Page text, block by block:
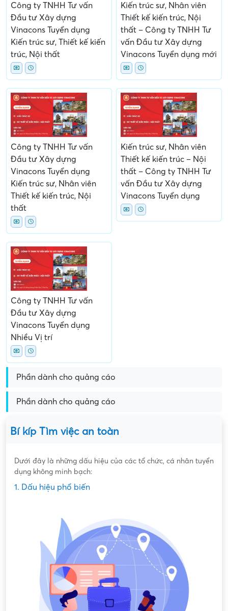
Công ty TNHH Tư vấn
Đầu tư Xây dựng
Vinacons Tuyển dụng
Kiến trúc sư, Thiết kế kiến
trúc, Nội thất
Kiến trúc sư, Nhân viên
Thiết kế kiến trúc, Nội
thất – Công ty TNHH Tư
vấn Đầu tư Xây dựng
Vinacons Tuyển dụng mới
Công ty TNHH Tư vấn
Đầu tư Xây dựng
Vinacons Tuyển dụng
Kiến trúc sư, Nhân viên
Thiết kế kiến trúc, Nội
thất
Kiến trúc sư, Nhân viên
Thiết kế kiến trúc – Nội
thất – Công ty TNHH Tư
vấn Đầu tư Xây dựng
Vinacons Tuyển dụng
Công ty TNHH Tư vấn
Đầu tư Xây dựng
Vinacons Tuyển dụng
Nhiều Vị trí
Phần dành cho quảng cáo
Phần dành cho quảng cáo
Bí kíp Tìm việc an toàn
Dưới đây là những dấu hiệu của các tổ chức, cá nhân tuyển
dụng không minh bạch:
1. Dấu hiệu phổ biến